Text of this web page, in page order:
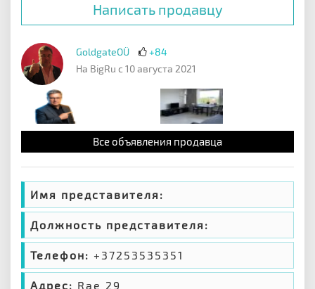
Написать продавцу
GoldgateOÜ
+84
На BigRu с 10 августа 2021
Все объявления продавца
Имя представителя:
Должность представителя:
Телефон: +37253535351
Адрес: Rae 29